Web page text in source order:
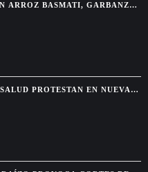
ARROZ BASMATI, GARBANZOS
CREMOSA
PROTESTAN EN NUEVA
TPS PARA HAITIANOS